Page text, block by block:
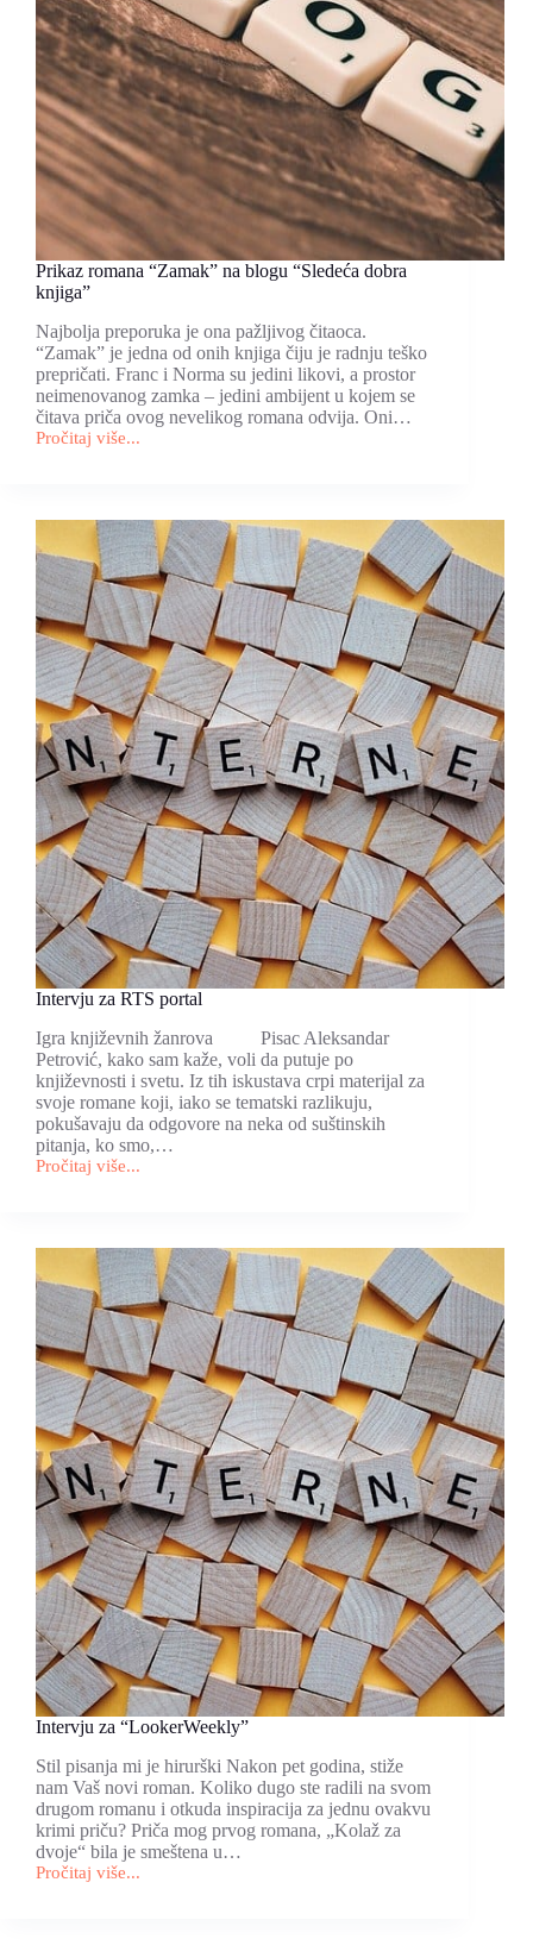
Prikaz romana “Zamak” na blogu “Sledeća dobra
knjiga”
Najbolja preporuka je ona pažljivog čitaoca.
“Zamak” je jedna od onih knjiga čiju je radnju teško
prepričati. Franc i Norma su jedini likovi, a prostor
neimenovanog zamka – jedini ambijent u kojem se
čitava priča ovog nevelikog romana odvija. Oni…
Pročitaj više...
Prikaz
“Sledeća
dobra
knjiga”
Intervju za RTS portal
Igra književnih žanrova Pisac Aleksandar
Petrović, kako sam kaže, voli da putuje po
književnosti i svetu. Iz tih iskustava crpi materijal za
svoje romane koji, iako se tematski razlikuju,
pokušavaju da odgovore na neka od suštinskih
pitanja, ko smo,…
Pročitaj više...
Intervju
Intervju za “LookerWeekly”
Stil pisanja mi je hirurški Nakon pet godina, stiže
nam Vaš novi roman. Koliko dugo ste radili na svom
drugom romanu i otkuda inspiracija za jednu ovakvu
krimi priču? Priča mog prvog romana, „Kolaž za
dvoje“ bila je smeštena u…
Pročitaj više...
Intervju